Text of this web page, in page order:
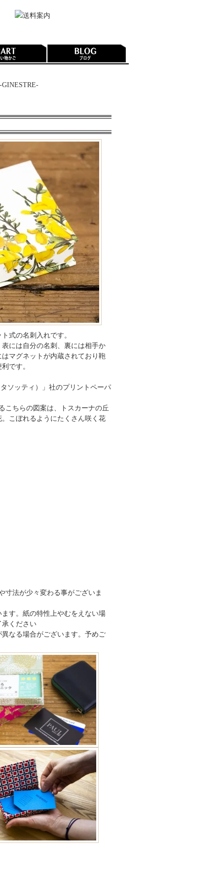
GINESTRE-
式の名刺入れです。
には自分の名刺、裏には相手か
マグネットが内蔵されており鞄
です。
ソッティ）」社のプリントペーパ
こちらの図案は、トスカーナの丘
こぼれるようにたくさん咲く花
寸法が少々変わる事がございま
す。紙の特性上やむをえない場
承ください
なる場合がございます。予めご